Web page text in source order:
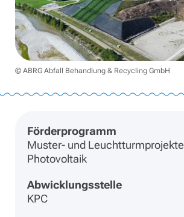
© ABRG Abfall Behandlung & Recycling GmbH
Förderprogramm
Muster- und Leuchtturmprojekte
Photovoltaik
Abwicklungsstelle
KPC